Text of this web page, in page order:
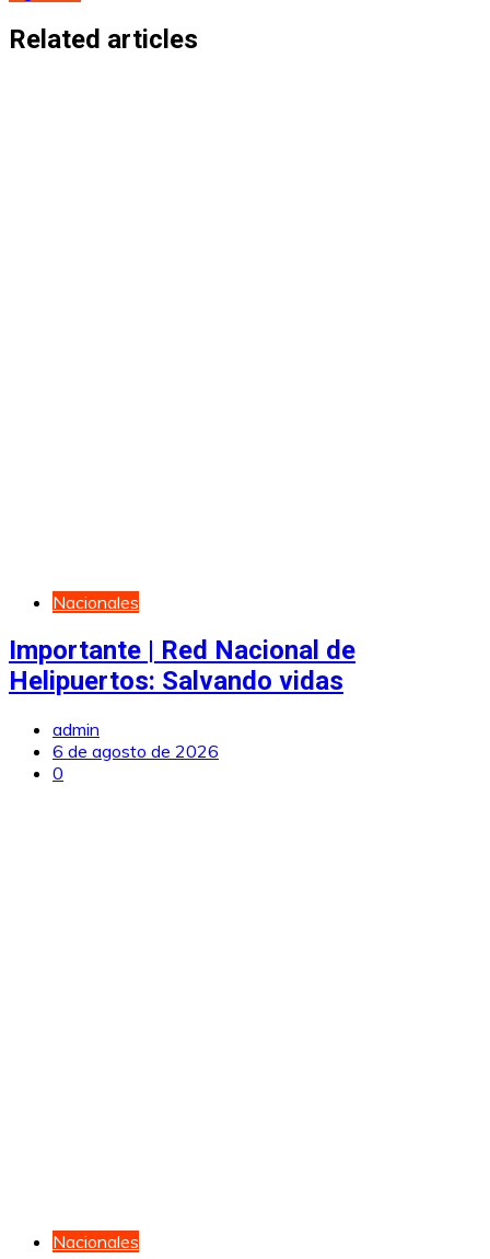
entradas
Related articles
Nacionales
Importante | Red Nacional de
Helipuertos: Salvando vidas
admin
6 de agosto de 2026
0
Nacionales